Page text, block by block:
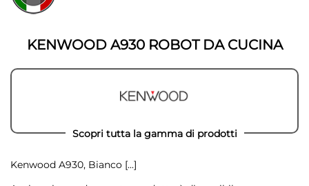
della
galleria
immagini
KENWOOD A930 ROBOT DA CUCINA
Scopri tutta la gamma di prodotti
Kenwood A930, Bianco [...]